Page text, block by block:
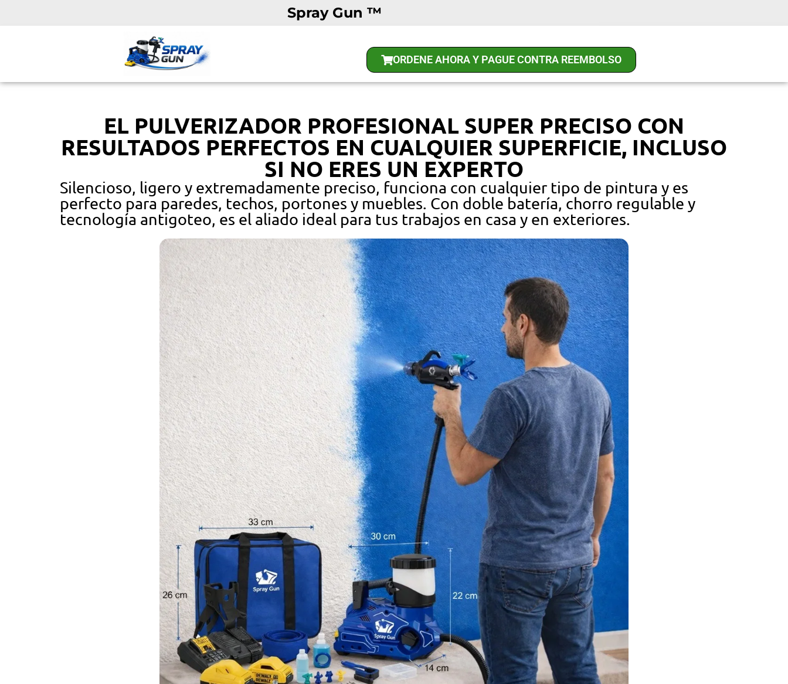
Spray Gun ™
ORDENE AHORA Y PAGUE CONTRA REEMBOLSO
EL PULVERIZADOR PROFESIONAL SUPER PRECISO CON
RESULTADOS PERFECTOS EN CUALQUIER SUPERFICIE, INCLUSO
SI NO ERES UN EXPERTO
Silencioso, ligero y extremadamente preciso, funciona con cualquier tipo de pintura y es
perfecto para paredes, techos, portones y muebles. Con doble batería, chorro regulable y
tecnología antigoteo, es el aliado ideal para tus trabajos en casa y en exteriores.